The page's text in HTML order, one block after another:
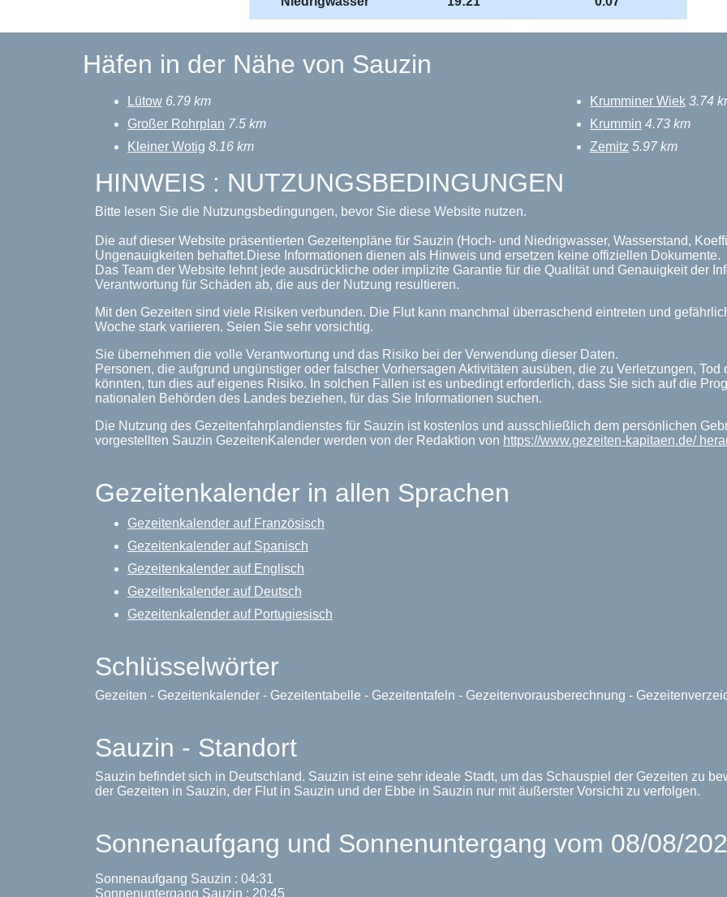
Häfen in der Nähe von Sauzin
Lütow 6.79 km
Großer Rohrplan 7.5 km
Kleiner Wotig 8.16 km
Krumminer Wiek 3.74
Krummin 4.73 km
Zemitz 5.97 km
HINWEIS : NUTZUNGSBEDINGUNGEN
Bitte lesen Sie die Nutzungsbedingungen, bevor Sie diese Website nutzen.
Die auf dieser Website präsentierten Gezeitenpläne für Sauzin (Hoch- und Niedrigwasser, Wasserstand,
Ungenauigkeiten behaftet.Diese Informationen dienen als Hinweis und ersetzen keine offiziellen Dokumente.
Das Team der Website lehnt jede ausdrückliche oder implizite Garantie für die Qualität und Genauigkeit der
Verantwortung für Schäden ab, die aus der Nutzung resultieren.
Mit den Gezeiten sind viele Risiken verbunden. Die Flut kann manchmal überraschend eintreten und
Woche stark variieren. Seien Sie sehr vorsichtig.
Sie übernehmen die volle Verantwortung und das Risiko bei der Verwendung dieser Daten.
Personen, die aufgrund ungünstiger oder falscher Vorhersagen Aktivitäten ausüben, die zu Verletzungen,
könnten, tun dies auf eigenes Risiko. In solchen Fällen ist es unbedingt erforderlich, dass Sie sich auf die
nationalen Behörden des Landes beziehen, für das Sie Informationen suchen.
Die Nutzung des Gezeitenfahrplandienstes für Sauzin ist kostenlos und ausschließlich dem persönlichen
vorgestellten Sauzin GezeitenKalender werden von der Redaktion von https://www.gezeiten-kapitaen.de/
Gezeitenkalender in allen Sprachen
Gezeitenkalender auf Französisch
Gezeitenkalender auf Spanisch
Gezeitenkalender auf Englisch
Gezeitenkalender auf Deutsch
Gezeitenkalender auf Portugiesisch
Schlüsselwörter
Gezeiten - Gezeitenkalender - Gezeitentabelle - Gezeitentafeln - Gezeitenvorausberechnung -
Sauzin - Standort
Sauzin befindet sich in Deutschland. Sauzin ist eine sehr ideale Stadt, um das Schauspiel der Gezeiten zu
der Gezeiten in Sauzin, der Flut in Sauzin und der Ebbe in Sauzin nur mit äußerster Vorsicht zu verfolgen.
Sonnenaufgang und Sonnenuntergang vom 08/08/
Sonnenaufgang Sauzin : 04:31
Sonnenuntergang Sauzin : 20:45